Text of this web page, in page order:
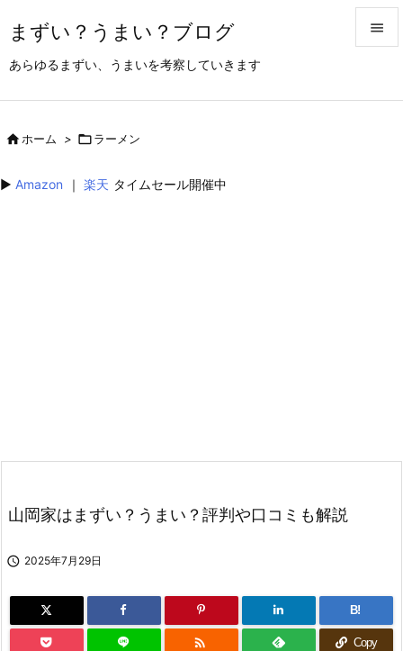
まずい？うまい？ブログ
あらゆるまずい、うまいを考察していきます

ホーム > ラーメン
▶︎ Amazon ｜ 楽天 タイムセール開催中
山岡家はまずい？うまい？評判や口コミも解説
 2025年7月29日
B!
 Copy